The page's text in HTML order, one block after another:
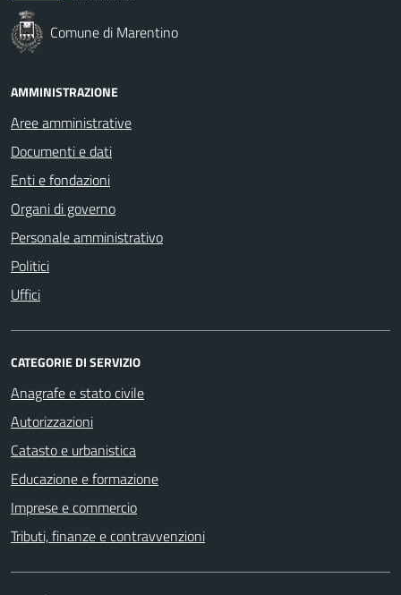
Comune di Marentino
AMMINISTRAZIONE
Aree amministrative
Documenti e dati
Enti e fondazioni
Organi di governo
Personale amministrativo
Politici
Uffici
CATEGORIE DI SERVIZIO
Anagrafe e stato civile
Autorizzazioni
Catasto e urbanistica
Educazione e formazione
Imprese e commercio
Tributi, finanze e contravvenzioni